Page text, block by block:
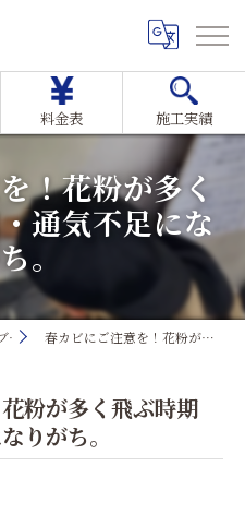
料金表 施工実績
！花粉が多く
通気不足にな
。
グ 春カビにご注意を！花粉が多く飛ぶ時期は換気・通気不足になりがち。
粉が多く飛ぶ時期
りがち。